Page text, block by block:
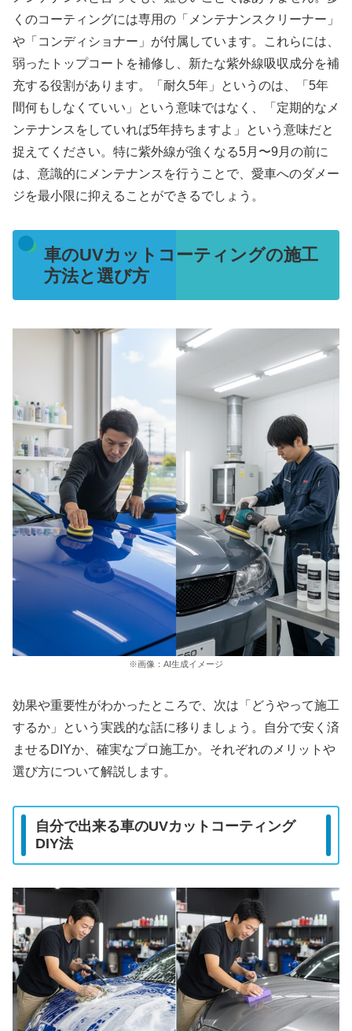
くのコーティングには専用の「メンテナンスクリーナー」
や「コンディショナー」が付属しています。これらには、
弱ったトップコートを補修し、新たな紫外線吸収成分を補
充する役割があります。「耐久5年」というのは、「5年
間何もしなくていい」という意味ではなく、「定期的なメ
ンテナンスをしていれば5年持ちますよ」という意味だと
捉えてください。特に紫外線が強くなる5月〜9月の前に
は、意識的にメンテナンスを行うことで、愛車へのダメー
ジを最小限に抑えることができるでしょう。
車のUVカットコーティングの施工
方法と選び方
※画像：AI生成イメージ
効果や重要性がわかったところで、次は「どうやって施工
するか」という実践的な話に移りましょう。自分で安く済
ませるDIYか、確実なプロ施工か。それぞれのメリットや
選び方について解説します。
自分で出来る車のUVカットコーティング
DIY法